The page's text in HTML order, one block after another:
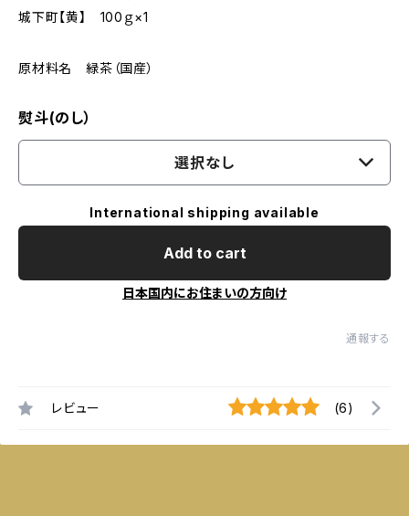
城下町【黄】 100ｇ×1
原材料名 緑茶（国産）
熨斗(のし）
選択なし
International shipping available
Add to cart
日本国内にお住まいの方向け
通報する
レビュー (6)